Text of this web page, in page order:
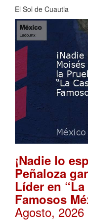
El Sol de Cuautla
¡Nadie lo
Peñaloza
Líder en
Famosos
Agosto, 2026